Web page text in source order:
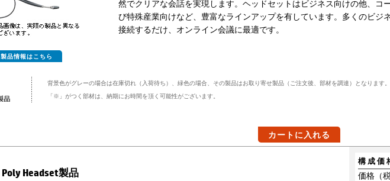
製品情報はこちら
然でクリアな会話を実現します。ヘッドセットはビジネス向けの他、コ
び特殊産業向けなど、豊富なラインアップを有しています。多くのビジ
接続するだけ、オンライン会議に最適です。
背景色がグレーの場合は在庫切れ（入荷待ち）、緑色の場合、その製品はお取り寄せ製品（ご注文後、部材を調達）となります。
「※」がつく部材は、納期にお時間を頂く可能性がございます。
カートに入れる
Poly Headset製品
構成価
価格（税